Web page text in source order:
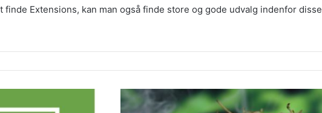
finde Extensions, kan man også finde store og gode udvalg indenfor disse